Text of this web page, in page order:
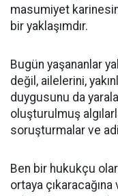
masumiyet
bir yaklaşımdır.
Bugün yaşananlar
değil, ailelerini,
duygusunu da
oluşturulmuş
soruşturmalar ve
Ben bir hukukçu
ortaya